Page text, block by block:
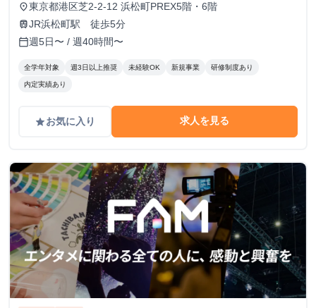
place東京都港区芝2-2-12 浜松町PREX5階・6階
trainJR浜松町駅 徒歩5分
calendar_today週5日〜 / 週40時間〜
全学年対象 週3日以上推奨 未経験OK 新規事業 研修制度あり
内定実績あり
gradeお気に入り 求人を見る